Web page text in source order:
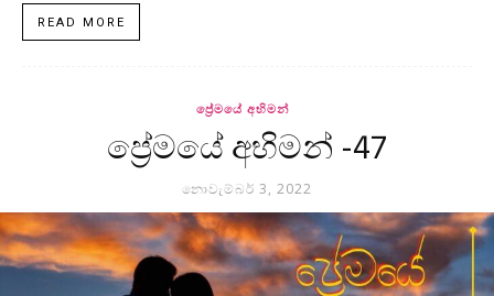
READ MORE
ප්‍රේමයේ අභිමන්
ප්‍රේමයේ අභිමන් -47
නොවැම්බර් 3, 2022